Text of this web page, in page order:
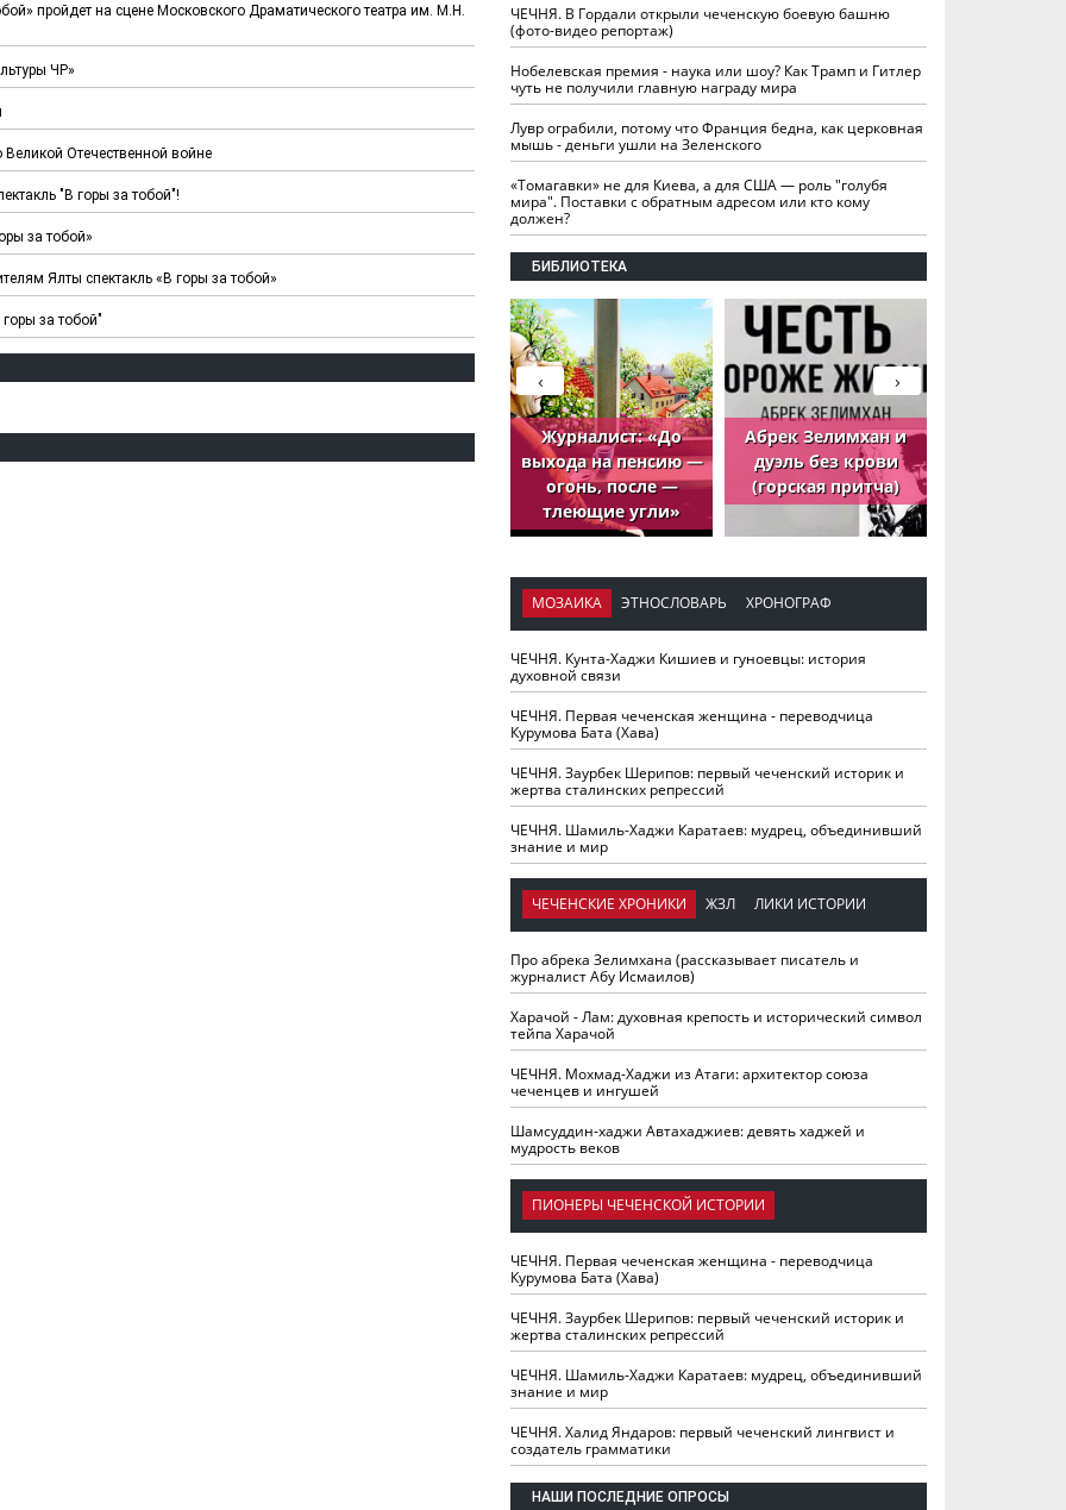
пройдет на сцене Московского Драматического театра им. М.Н.
ЧР»
Великой Отечественной войне
"В горы за тобой"!
за тобой»
Ялты спектакль «В горы за тобой»
за тобой"
ЧЕЧНЯ. В Гордали открыли чеченскую боевую башню
(фото-видео репортаж)
Нобелевская премия - наука или шоу? Как Трамп и Гитлер
чуть не получили главную награду мира
Лувр ограбили, потому что Франция бедна, как церковная
мышь - деньги ушли на Зеленского
«Томагавки» не для Киева, а для США — роль "голубя
мира". Поставки с обратным адресом или кто кому
должен?
БИБЛИОТЕКА
ЧЕЧНЯ. Обарг Варин
илли
ЧЕЧНЯ. Хьаьжин
мурд - обарг Вара
Журналист: «До
выхода на пенсию —
огонь, после —
тлеющие угли»
Абрек Зелимхан и
дуэль без крови
(горская притча)
›
‹
МОЗАИКА ЭТНОСЛОВАРЬ ХРОНОГРАФ
ЧЕЧНЯ. Кунта-Хаджи Кишиев и гуноевцы: история
духовной связи
ЧЕЧНЯ. Первая чеченская женщина - переводчица
Курумова Бата (Хава)
ЧЕЧНЯ. Заурбек Шерипов: первый чеченский историк и
жертва сталинских репрессий
ЧЕЧНЯ. Шамиль-Хаджи Каратаев: мудрец, объединивший
знание и мир
ЧЕЧЕНСКИЕ ХРОНИКИ ЖЗЛ ЛИКИ ИСТОРИИ
Про абрека Зелимхана (рассказывает писатель и
журналист Абу Исмаилов)
Харачой - Лам: духовная крепость и исторический символ
тейпа Харачой
ЧЕЧНЯ. Мохмад-Хаджи из Атаги: архитектор союза
чеченцев и ингушей
Шамсуддин-хаджи Автахаджиев: девять хаджей и
мудрость веков
ПИОНЕРЫ ЧЕЧЕНСКОЙ ИСТОРИИ
ЧЕЧНЯ. Первая чеченская женщина - переводчица
Курумова Бата (Хава)
ЧЕЧНЯ. Заурбек Шерипов: первый чеченский историк и
жертва сталинских репрессий
ЧЕЧНЯ. Шамиль-Хаджи Каратаев: мудрец, объединивший
знание и мир
ЧЕЧНЯ. Халид Яндаров: первый чеченский лингвист и
создатель грамматики
НАШИ ПОСЛЕДНИЕ ОПРОСЫ